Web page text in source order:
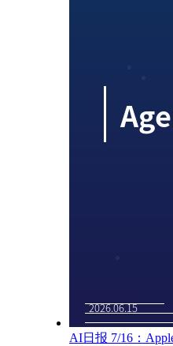
AI日报 7/16：